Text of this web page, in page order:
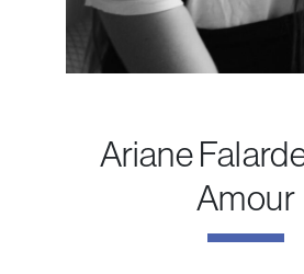
Ariane
Amour